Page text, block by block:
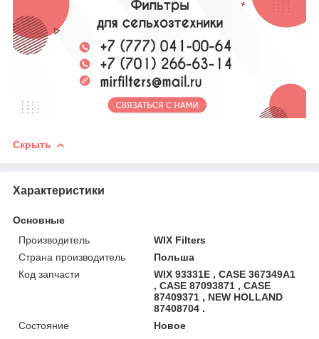
Скрыть
Характеристики
Основные
Производитель
WIX Filters
Страна производитель
Польша
Код запчасти
WIX 93331E , CASE 367349A1
, CASE 87093871 , CASE
87409371 , NEW HOLLAND
87408704 .
Состояние
Новое